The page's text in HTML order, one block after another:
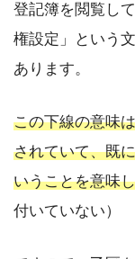
登記簿を閲覧し
権設定」という
あります。
この下線の意味
されていて、既
いうことを意味
付いていない）